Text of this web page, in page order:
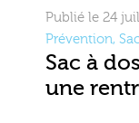
Publié le 24
Prévention,
Sac à
une